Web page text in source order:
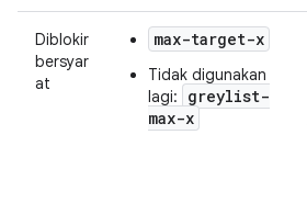
Diblokir
bersyar
at
max-target-x
Tidak digunakan
lagi:
greylist-
max-x